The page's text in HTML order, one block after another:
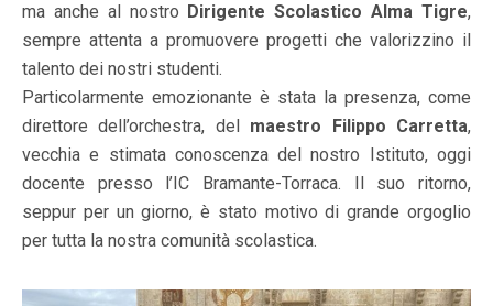
ma anche al nostro Dirigente Scolastico Alma Tigre,
sempre attenta a promuovere progetti che valorizzino il
talento dei nostri studenti.
Particolarmente emozionante è stata la presenza, come
direttore dell’orchestra, del maestro Filippo Carretta,
vecchia e stimata conoscenza del nostro Istituto, oggi
docente presso l’IC Bramante-Torraca. Il suo ritorno,
seppur per un giorno, è stato motivo di grande orgoglio
per tutta la nostra comunità scolastica.